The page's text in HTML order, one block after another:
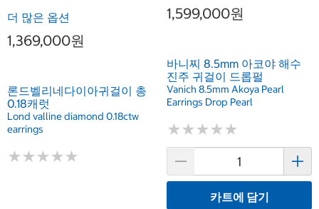
더 많은 옵션
1,369,000원
론드벨리네다이아귀걸이 총
0.18캐럿
Lond valline diamond 0.18ctw
earrings
★★★★★
★★★★★
1,599,000원
바니찌 8.5mm 아코야 해수
진주 귀걸이 드롭펄
Vanich 8.5mm Akoya Pearl
Earrings Drop Pearl
★★★★★
★★★★★
카트에 담기